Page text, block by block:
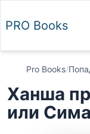
PRO Books
Pro Books/
Ханша
или